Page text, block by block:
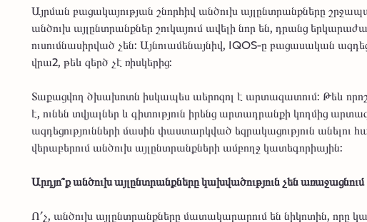
Այրման բացակայության շնորհիվ անծուխ այլընտրանքները
անծուխ այլընտրանքներ շուկայում ավելի նոր են, դրանց
ուսումնասիրված չեն: Այնուամենայնիվ, IQOS-ը բացասական
վրա2, թեև զերծ չէ ռիսկերից:
Տաքացվող ծխախոտն իսկապես աերոզոլ է արտազատում: Թեև
է, ունեն տվյալներ և գիտություն իրենց արտադրանքի կողմից
ազդեցությունների մասին փաստարկված եզրակացություն անելու
վերաբերում անծուխ այլընտրանքների ամբողջ կատեգորիային:
Արդյո՞ք անծուխ այլընտրանքները կախվածություն չեն առաջացնում
Ո՛չ, անծուխ այլընտրանքները մատակարարում են նիկոտին, որը